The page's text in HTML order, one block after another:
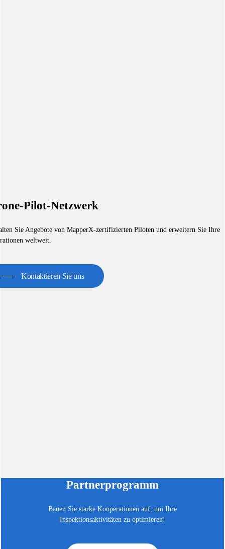
Pilot-Netzwerk
Sie Angebote von MapperX-zertifizierten Piloten und erweitern Sie Ihre
weltweit.
Kontaktieren Sie uns
Partnerprogramm
Bauen Sie starke Kooperationen auf, um Ihre
Inspektionsaktivitäten zu optimieren!